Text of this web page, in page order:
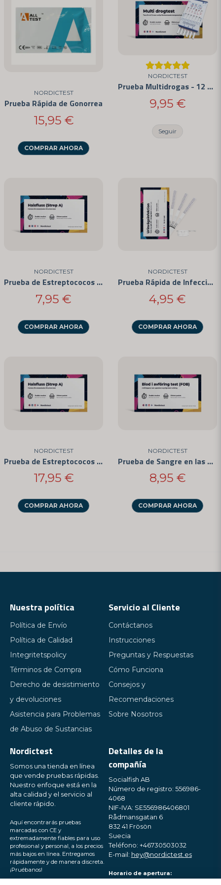
NORDICTEST
Prueba Rápida de Gonorrea
15,95 €
COMPRAR AHORA
NORDICTEST
Prueba Multidrogas - 12 de las Drogas Más Abusadas
9,95 €
Seguir
NORDICTEST
Prueba de Estreptococos en el Hogar
7,95 €
COMPRAR AHORA
NORDICTEST
Prueba Rápida de Infección del Tracto Urinario
4,95 €
COMPRAR AHORA
NORDICTEST
Prueba de Estreptococos en el Hogar - 3 Unidades
17,95 €
COMPRAR AHORA
NORDICTEST
Prueba de Sangre en las Heces (FOB)
8,95 €
COMPRAR AHORA
Sí, pueden publicar mi pregunta
Nuestra política
Política de Envío
Política de Calidad
Integritetspolicy
Términos de Compra
Derecho de desistimiento
y devoluciones
Asistencia para Problemas
de Abuso de Sustancias
Servicio al Cliente
Contáctanos
Instrucciones
Preguntas y Respuestas
Cómo Funciona
Consejos y
Recomendaciones
Sobre Nosotros
Nordictest
Somos una tienda en línea
que vende pruebas rápidas.
Nuestro enfoque está en la
alta calidad y el servicio al
cliente rápido.
Aquí encontrarás pruebas
marcadas con CE y
extremadamente fiables para uso
profesional y personal, a los precios
más bajos en línea. Entregamos
rápidamente y de manera discreta.
¡Pruébanos!
Detalles de la
compañía
Socialfish AB
Número de registro: 556986-
4068
NIF-IVA: SE556986406801
Rådmansgatan 6
832 41 Frösön
Suecia
Teléfono: +46730503032
E-mail: hey@nordictest.es
Horario de apertura: